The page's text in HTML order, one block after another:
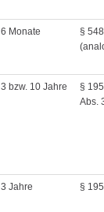
6 Monate
§
3 bzw. 10 Jahre
§
Abs.
3 Jahre §